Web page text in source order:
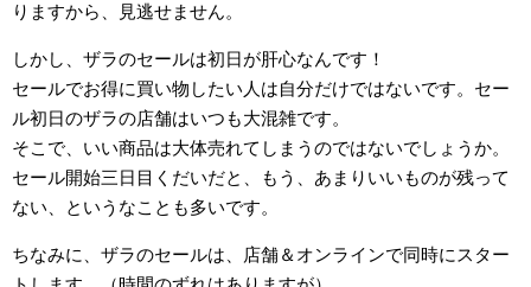
りますから、見逃せません。
しかし、ザラのセールは初日が肝心なんです！
セールでお得に買い物したい人は自分だけではないです。セー
ル初日のザラの店舗はいつも大混雑です。
そこで、いい商品は大体売れてしまうのではないでしょうか。
セール開始三日目くだいだと、もう、あまりいいものが残って
ない、というなことも多いです。
ちなみに、ザラのセールは、店舗＆オンラインで同時にスター